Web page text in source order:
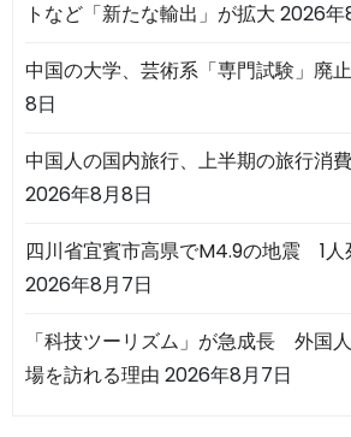
トなど「新たな輸出」が拡大 2026年
中国の大学、芸術系「専門試験」廃
8日
中国人の国内旅行、上半期の旅行消
2026年8月8日
四川省宜賓市高県でM4.9の地震 1
2026年8月7日
「科技ツーリズム」が急成長 外国
場を訪れる理由 2026年8月7日